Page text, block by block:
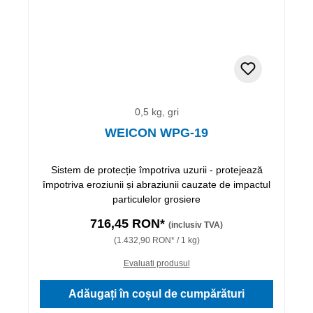
0,5 kg, gri
WEICON WPG-19
Sistem de protecție împotriva uzurii - protejează
împotriva eroziunii și abraziunii cauzate de impactul
particulelor grosiere
716,45 RON* (inclusiv TVA)
(1.432,90 RON* / 1 kg)
Evaluati produsul
Adăugați în coșul de cumpărături